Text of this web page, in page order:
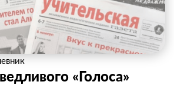
«Голоса»